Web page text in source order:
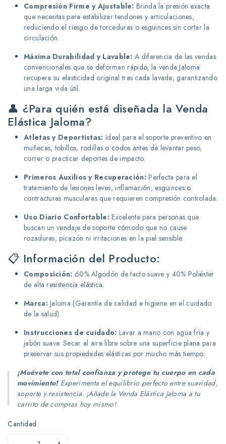
Compresión Firme y Ajustable: Brinda la presión exacta
que necesitas para estabilizar tendones y articulaciones,
reduciendo el riesgo de torceduras o esguinces sin cortar la
circulación.
Máxima Durabilidad y Lavable: A diferencia de las vendas
convencionales que se deforman rápido, la venda Jaloma
recupera su elasticidad original tras cada lavada, garantizando
una larga vida útil.
👤 ¿Para quién está diseñada la Venda
Elástica Jaloma?
Atletas y Deportistas: Ideal para el soporte preventivo en
muñecas, tobillos, rodillas o codos antes de levantar peso,
correr o practicar deportes de impacto.
Primeros Auxilios y Recuperación: Perfecta para el
tratamiento de lesiones leves, inflamación, esguinces o
contracturas musculares que requieren compresión controlada.
Uso Diario Confortable: Excelente para personas que
buscan un vendaje de soporte cómodo que no cause
rozaduras, picazón ni irritaciones en la piel sensible.
📋 Información del Producto:
Composición: 60% Algodón de tacto suave y 40% Poliéster
de alta resistencia elástica.
Marca: Jaloma (Garantía de calidad e higiene en el cuidado
de la salud).
Instrucciones de cuidado: Lavar a mano con agua fría y
jabón suave. Secar al aire libre sobre una superficie plana para
preservar sus propiedades elásticas por mucho más tiempo.
¡Muévete con total confianza y protege tu cuerpo en cada
movimiento!Experimenta el equilibrio perfecto entre suavidad,
soporte y resistencia. ¡Añade la Venda Elástica Jaloma a tu
carrito de compras hoy mismo!
Cantidad